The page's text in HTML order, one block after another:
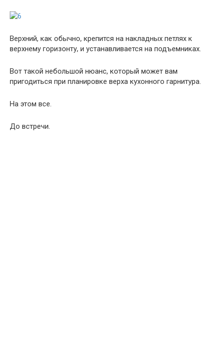
Верхний, как обычно, крепится на накладных петлях к
верхнему горизонту, и устанавливается на подъемниках.
Вот такой небольшой нюанс, который может вам
пригодиться при планировке верха кухонного гарнитура.
На этом все.
До встречи.